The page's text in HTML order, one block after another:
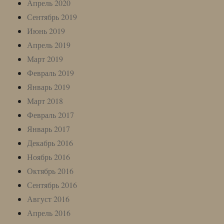
Апрель 2020
Сентябрь 2019
Июнь 2019
Апрель 2019
Март 2019
Февраль 2019
Январь 2019
Март 2018
Февраль 2017
Январь 2017
Декабрь 2016
Ноябрь 2016
Октябрь 2016
Сентябрь 2016
Август 2016
Апрель 2016